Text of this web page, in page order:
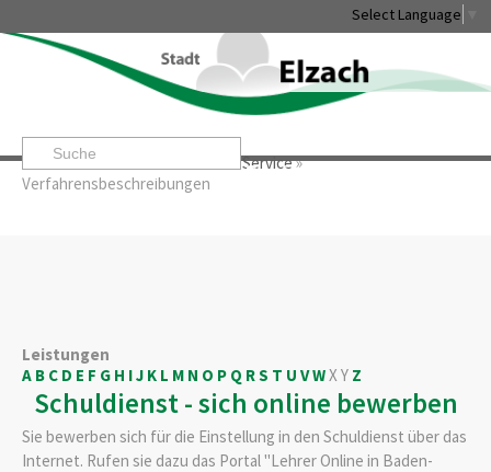
Select Language
Startseite» »Service»
Verfahrensbeschreibungen
Leben & Erleben Rathaus & Service
Leistungen
A B C D E F G H IJ K L M N O P Q RS T U VWXY Z
Schuldienst - sich online bewerben
Sie bewerben sich für die Einstellung in den Schuldienst über das
Internet. Rufen sie dazu das Portal "Lehrer Online in Baden-